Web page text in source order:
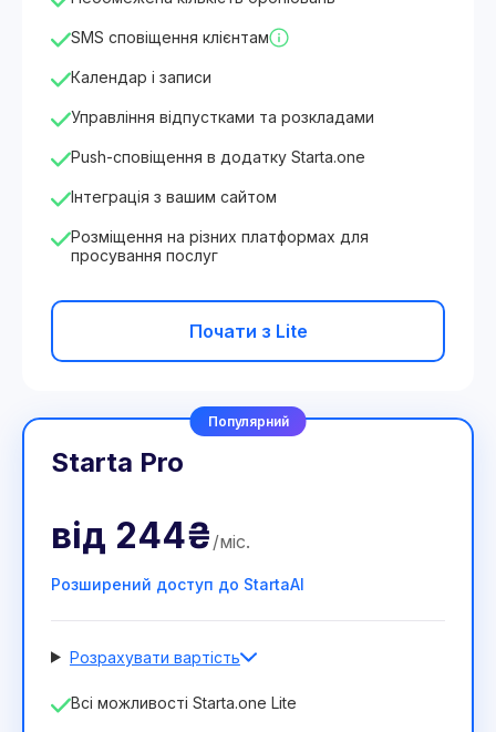
SMS сповіщення клієнтам
Календар і записи
Управління відпустками та розкладами
Push-сповіщення в додатку Starta.one
Інтеграція з вашим сайтом
Розміщення на різних платформах для
просування послуг
Почати з Lite
Популярний
Starta Pro
від 244₴ /міс.
Розширений доступ до StartaAI
Розрахувати вартість
Кількість співробітників
Всі можливості Starta.one Lite